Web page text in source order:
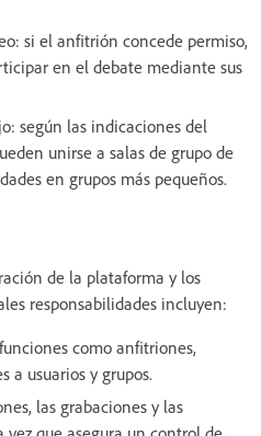
si el anfitrión concede permiso,
en el debate mediante sus
según las indicaciones del
unirse a salas de grupo de
en grupos más pequeños.
de la plataforma y los
responsabilidades incluyen:
como anfitriones,
a usuarios y grupos.
las grabaciones y las